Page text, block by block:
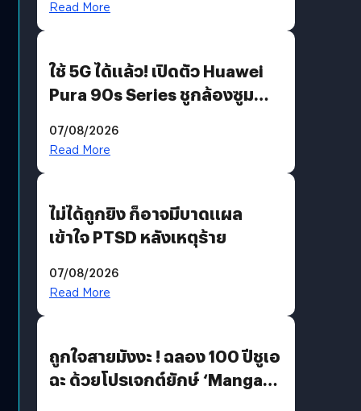
Read More
ใช้ 5G ได้แล้ว! เปิดตัว Huawei
Pura 90s Series ชูกล้องซูม
07/08/2026
Read More
ไม่ได้ถูกยิง ก็อาจมีบาดแผล
เข้าใจ PTSD หลังเหตุร้าย
07/08/2026
Read More
ถูกใจสายมังงะ ! ฉลอง 100 ปีชูเอ
ฉะ ด้วยโปรเจกต์ยักษ์ ‘Manga